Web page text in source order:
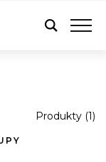
Produkty (1)